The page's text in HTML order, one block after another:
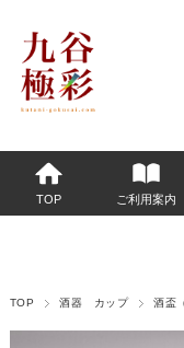
TOP ご利用案内
TOP 酒器 カップ 酒盃